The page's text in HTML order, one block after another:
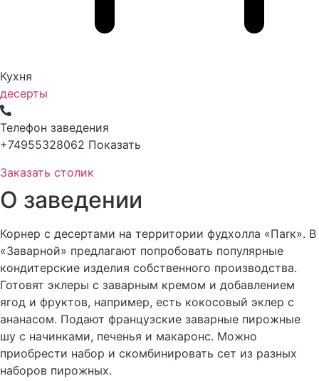
Кухня
десерты
Телефон заведения
+74955328062 Показать
Заказать столик
О заведении
Корнер с десертами на территории фудхолла «Паrк». В
«Заварной» предлагают попробовать популярные
кондитерские изделия собственного производства.
Готовят эклеры с заварным кремом и добавлением
ягод и фруктов, например, есть кокосовый эклер с
ананасом. Подают французские заварные пирожные
шу с начинками, печенья и макаронс. Можно
приобрести набор и скомбинировать сет из разных
наборов пирожных.